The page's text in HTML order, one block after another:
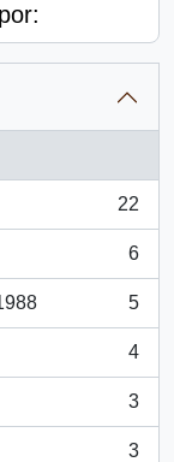
22
6
5
4
3
3